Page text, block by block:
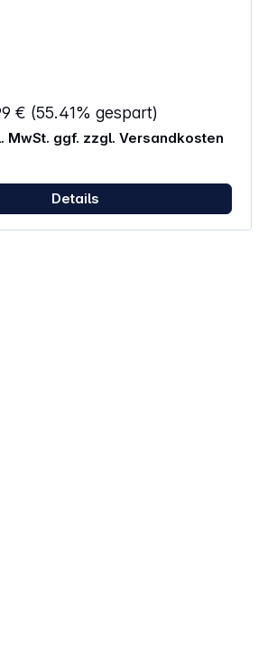
€ (55.41% gespart)
MwSt. ggf. zzgl. Versandkosten
Details